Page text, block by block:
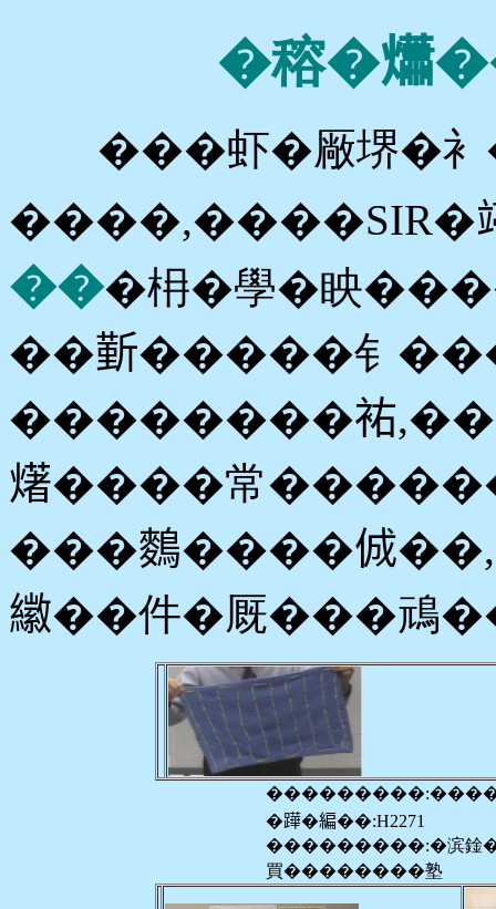
�穃
���虾�厰堺�衤
���枏�學�眏
��𣂼�����钅
𤏸����常
𦆮��件�厩���䲮
�𨅯�編��:H2271
���������:�滨鍂
買��������塾